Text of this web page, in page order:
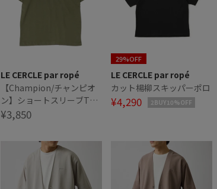
LE CERCLE par ropé
【Champion/チャンピオ
ン】ショートスリーブTシ
ャツ
¥3,850
29%OFF
LE CERCLE par ropé
カット楊柳スキッパーポロ
¥4,290 2BUY10%OFF